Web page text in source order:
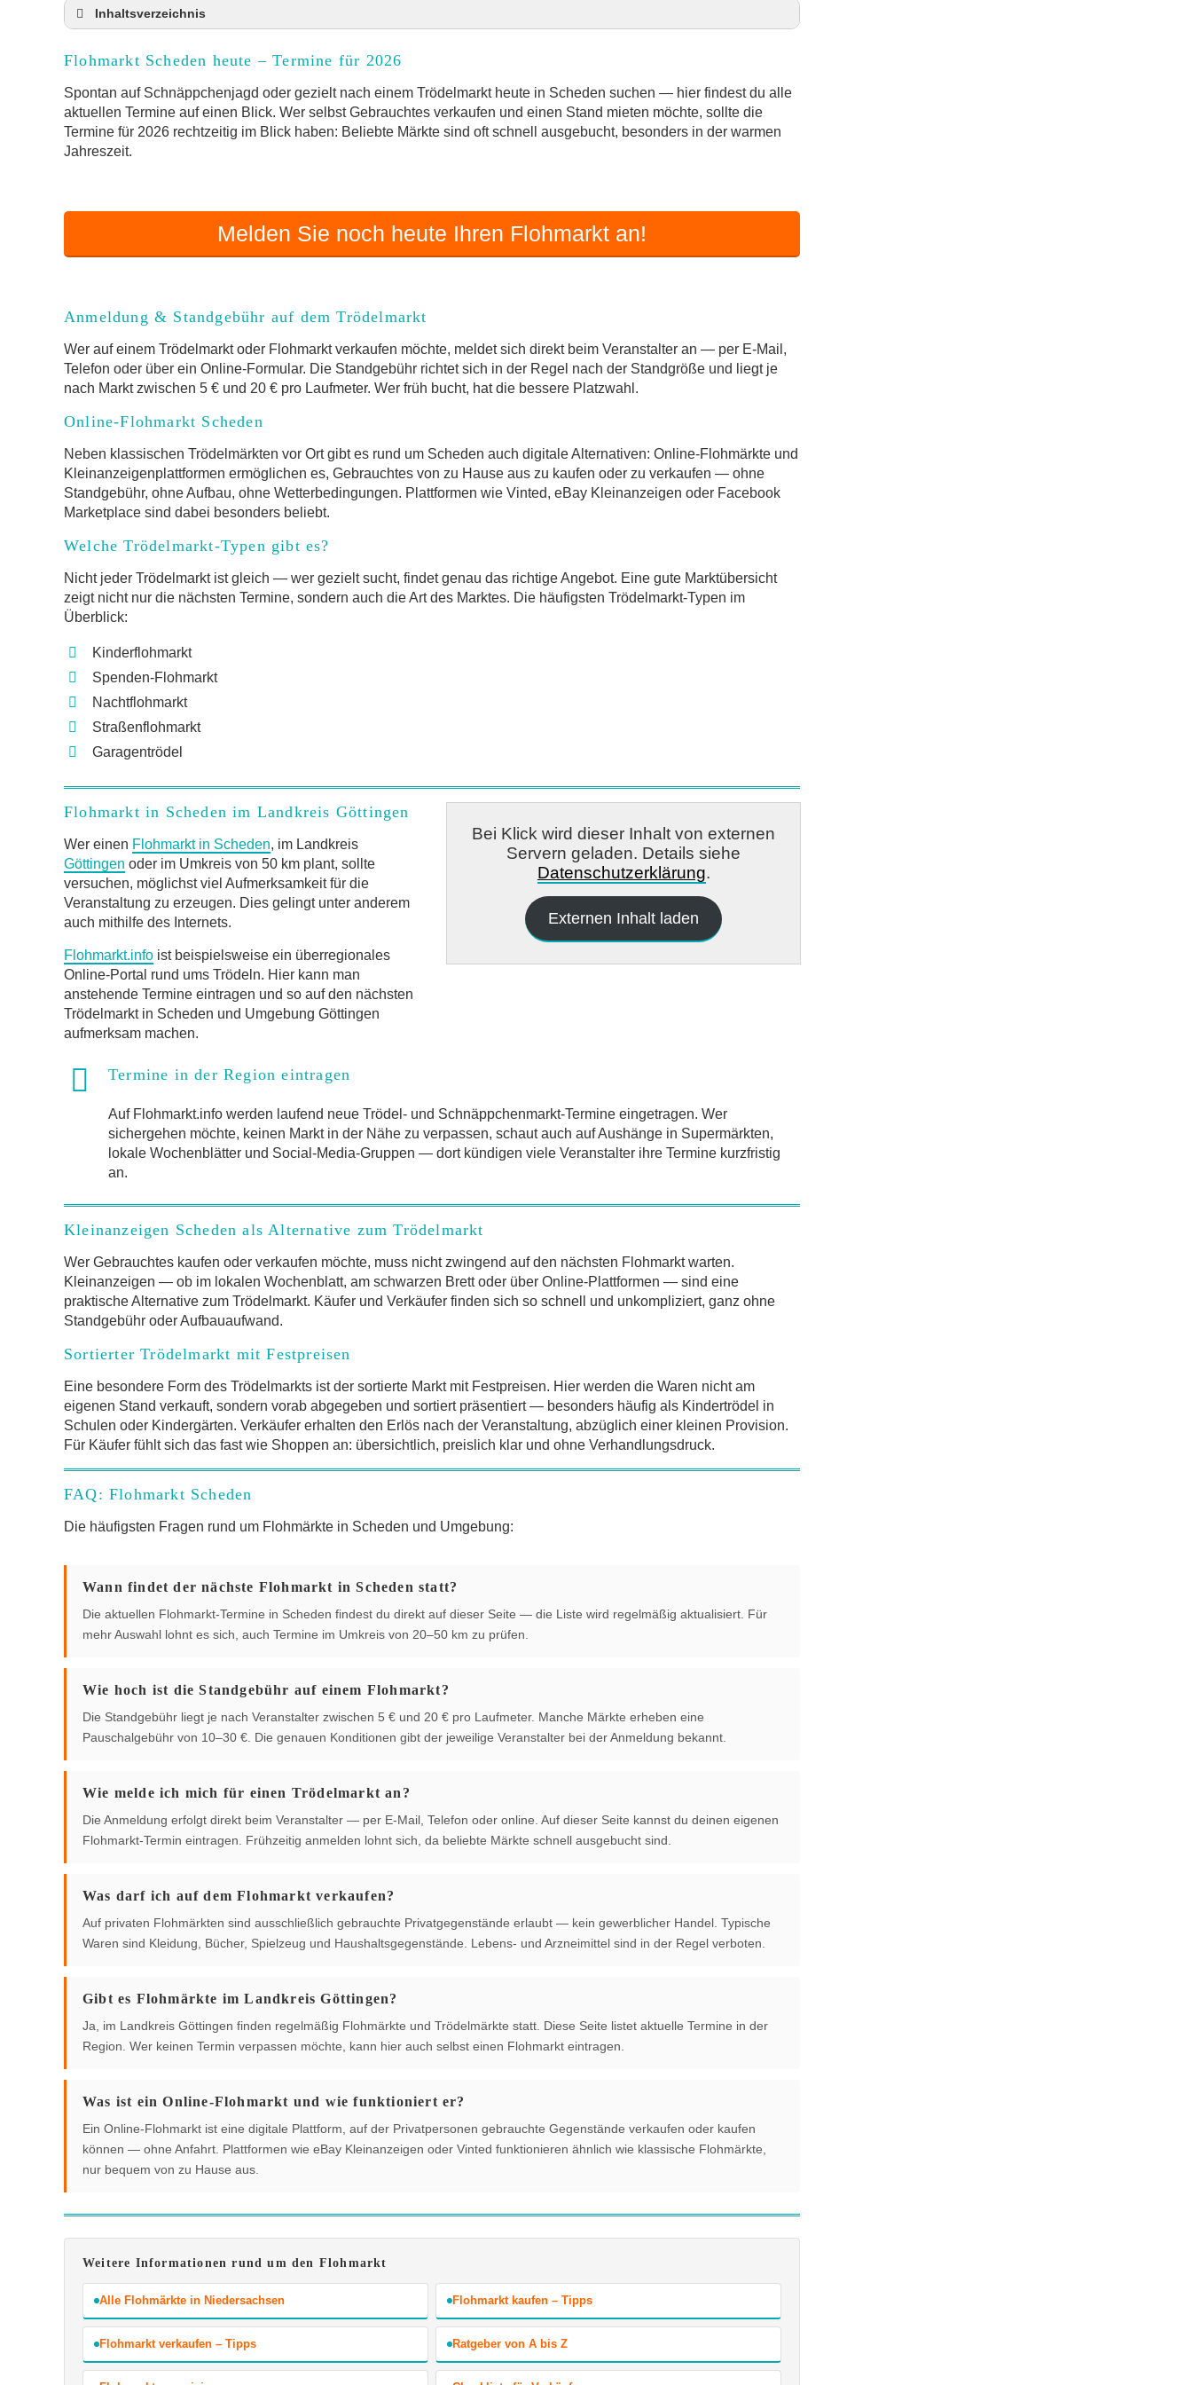
Inhaltsverzeichnis
Anmeldung & Standgebühr auf dem Trödelmarkt
Online-Flohmarkt Scheden
Welche Trödelmarkt-Typen gibt es?
Aktuelle Flohmarkt-Termine für Scheden und Umgebung
FAQ: Flohmarkt Scheden
Flohmarkt-Termin melden
Flohmarkt Scheden heute – Termine für 2026
Spontan auf Schnäppchenjagd oder gezielt nach einem Trödelmarkt heute in Scheden suchen — hier findest du alle
aktuellen Termine auf einen Blick. Wer selbst Gebrauchtes verkaufen und einen Stand mieten möchte, sollte die
Termine für 2026 rechtzeitig im Blick haben: Beliebte Märkte sind oft schnell ausgebucht, besonders in der warmen
Jahreszeit.
Melden Sie noch heute Ihren Flohmarkt an!
Anmeldung & Standgebühr auf dem Trödelmarkt
Wer auf einem Trödelmarkt oder Flohmarkt verkaufen möchte, meldet sich direkt beim Veranstalter an — per E-Mail,
Telefon oder über ein Online-Formular. Die Standgebühr richtet sich in der Regel nach der Standgröße und liegt je
nach Markt zwischen 5 € und 20 € pro Laufmeter. Wer früh bucht, hat die bessere Platzwahl.
Online-Flohmarkt Scheden
Neben klassischen Trödelmärkten vor Ort gibt es rund um Scheden auch digitale Alternativen: Online-Flohmärkte und
Kleinanzeigenplattformen ermöglichen es, Gebrauchtes von zu Hause aus zu kaufen oder zu verkaufen — ohne
Standgebühr, ohne Aufbau, ohne Wetterbedingungen. Plattformen wie Vinted, eBay Kleinanzeigen oder Facebook
Marketplace sind dabei besonders beliebt.
Welche Trödelmarkt-Typen gibt es?
Nicht jeder Trödelmarkt ist gleich — wer gezielt sucht, findet genau das richtige Angebot. Eine gute Marktübersicht
zeigt nicht nur die nächsten Termine, sondern auch die Art des Marktes. Die häufigsten Trödelmarkt-Typen im
Überblick:
Kinderflohmarkt
Spenden-Flohmarkt
Nachtflohmarkt
Straßenflohmarkt
Garagentrödel
Flohmarkt in Scheden im Landkreis Göttingen
Wer einen Flohmarkt in Scheden, im Landkreis
Göttingen oder im Umkreis von 50 km plant, sollte
versuchen, möglichst viel Aufmerksamkeit für die
Veranstaltung zu erzeugen. Dies gelingt unter anderem
auch mithilfe des Internets.
Flohmarkt.info ist beispielsweise ein überregionales
Online-Portal rund ums Trödeln. Hier kann man
anstehende Termine eintragen und so auf den nächsten
Trödelmarkt in Scheden und Umgebung Göttingen
aufmerksam machen.
Bei Klick wird dieser Inhalt von externen
Servern geladen. Details siehe
Datenschutzerklärung.
Externen Inhalt laden
Termine in der Region eintragen
Auf Flohmarkt.info werden laufend neue Trödel- und Schnäppchenmarkt-Termine eingetragen. Wer
sichergehen möchte, keinen Markt in der Nähe zu verpassen, schaut auch auf Aushänge in Supermärkten,
lokale Wochenblätter und Social-Media-Gruppen — dort kündigen viele Veranstalter ihre Termine kurzfristig
an.
Kleinanzeigen Scheden als Alternative zum Trödelmarkt
Wer Gebrauchtes kaufen oder verkaufen möchte, muss nicht zwingend auf den nächsten Flohmarkt warten.
Kleinanzeigen — ob im lokalen Wochenblatt, am schwarzen Brett oder über Online-Plattformen — sind eine
praktische Alternative zum Trödelmarkt. Käufer und Verkäufer finden sich so schnell und unkompliziert, ganz ohne
Standgebühr oder Aufbauaufwand.
Sortierter Trödelmarkt mit Festpreisen
Eine besondere Form des Trödelmarkts ist der sortierte Markt mit Festpreisen. Hier werden die Waren nicht am
eigenen Stand verkauft, sondern vorab abgegeben und sortiert präsentiert — besonders häufig als Kindertrödel in
Schulen oder Kindergärten. Verkäufer erhalten den Erlös nach der Veranstaltung, abzüglich einer kleinen Provision.
Für Käufer fühlt sich das fast wie Shoppen an: übersichtlich, preislich klar und ohne Verhandlungsdruck.
FAQ: Flohmarkt Scheden
Die häufigsten Fragen rund um Flohmärkte in Scheden und Umgebung:
Wann findet der nächste Flohmarkt in Scheden statt?
Die aktuellen Flohmarkt-Termine in Scheden findest du direkt auf dieser Seite — die Liste wird regelmäßig aktualisiert. Für
mehr Auswahl lohnt es sich, auch Termine im Umkreis von 20–50 km zu prüfen.
Wie hoch ist die Standgebühr auf einem Flohmarkt?
Die Standgebühr liegt je nach Veranstalter zwischen 5 € und 20 € pro Laufmeter. Manche Märkte erheben eine
Pauschalgebühr von 10–30 €. Die genauen Konditionen gibt der jeweilige Veranstalter bei der Anmeldung bekannt.
Wie melde ich mich für einen Trödelmarkt an?
Die Anmeldung erfolgt direkt beim Veranstalter — per E-Mail, Telefon oder online. Auf dieser Seite kannst du deinen eigenen
Flohmarkt-Termin eintragen. Frühzeitig anmelden lohnt sich, da beliebte Märkte schnell ausgebucht sind.
Was darf ich auf dem Flohmarkt verkaufen?
Auf privaten Flohmärkten sind ausschließlich gebrauchte Privatgegenstände erlaubt — kein gewerblicher Handel. Typische
Waren sind Kleidung, Bücher, Spielzeug und Haushaltsgegenstände. Lebens- und Arzneimittel sind in der Regel verboten.
Gibt es Flohmärkte im Landkreis Göttingen?
Ja, im Landkreis Göttingen finden regelmäßig Flohmärkte und Trödelmärkte statt. Diese Seite listet aktuelle Termine in der
Region. Wer keinen Termin verpassen möchte, kann hier auch selbst einen Flohmarkt eintragen.
Was ist ein Online-Flohmarkt und wie funktioniert er?
Ein Online-Flohmarkt ist eine digitale Plattform, auf der Privatpersonen gebrauchte Gegenstände verkaufen oder kaufen
können — ohne Anfahrt. Plattformen wie eBay Kleinanzeigen oder Vinted funktionieren ähnlich wie klassische Flohmärkte,
nur bequem von zu Hause aus.
Weitere Informationen rund um den Flohmarkt
Alle Flohmärkte in Niedersachsen Flohmarkt kaufen – Tipps
Flohmarkt verkaufen – Tipps Ratgeber von A bis Z